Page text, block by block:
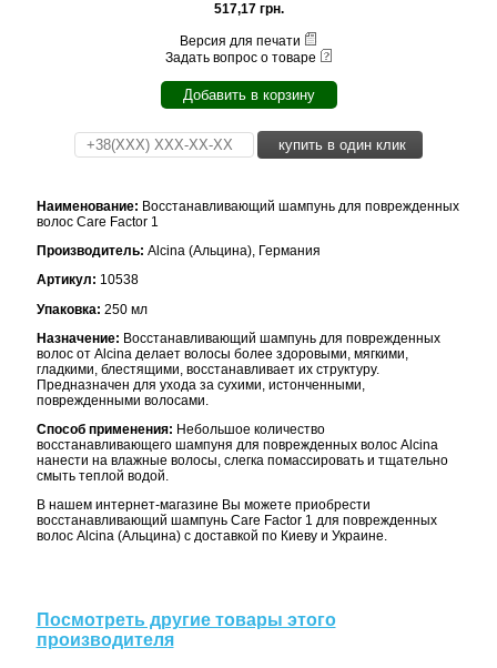
517,17 грн.
Версия для печати
Задать вопрос о товаре
Добавить в корзину
купить в один клик
Наименование: Восстанавливающий шампунь для поврежденных
волос Care Factor 1
Производитель: Alcina (Альцина), Германия
Артикул: 10538
Упаковка: 250 мл
Назначение: Восстанавливающий шампунь для поврежденных
волос от Alcina делает волосы более здоровыми, мягкими,
гладкими, блестящими, восстанавливает их структуру.
Предназначен для ухода за сухими, истонченными,
поврежденными волосами.
Способ применения: Небольшое количество
восстанавливающего шампуня для поврежденных волос Alcina
нанести на влажные волосы, слегка помассировать и тщательно
смыть теплой водой.
В нашем интернет-магазине Вы можете приобрести
восстанавливающий шампунь Care Factor 1 для поврежденных
волос Alcina (Альцина) с доставкой по Киеву и Украине.
Посмотреть другие товары этого
производителя